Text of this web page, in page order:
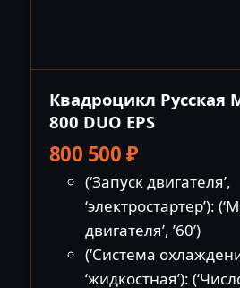
Квадроцикл Русская
800 DUO EPS
800 500₽
(‘Запуск двигателя’,
‘электростартер’):
двигателя’, ’60’)
(‘Система
‘жидкостная’):